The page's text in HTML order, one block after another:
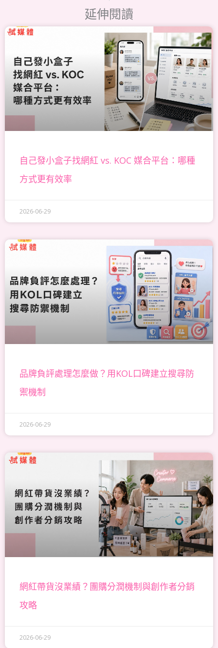
延伸閱讀
自己發小盒子找網紅 vs. KOC 媒合平台：哪種
方式更有效率
2026-06-29
品牌負評處理怎麼做？用KOL口碑建立搜尋防
禦機制
2026-06-29
網紅帶貨沒業績？團購分潤機制與創作者分銷
攻略
2026-06-29
頁
面
頁
面
頁
面